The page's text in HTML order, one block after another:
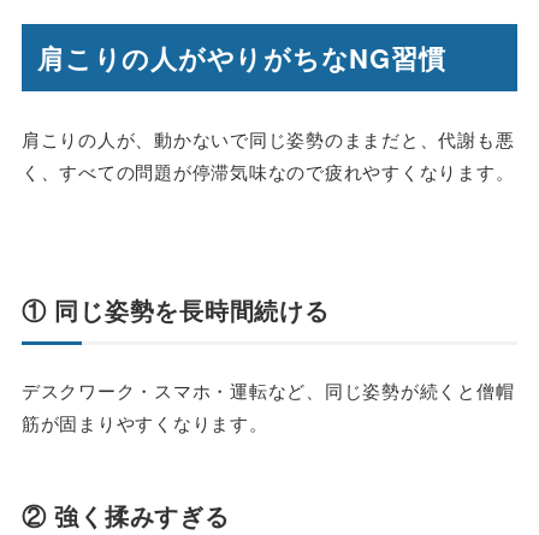
肩こりの人がやりがちなNG習慣
肩こりの人が、動かないで同じ姿勢のままだと、代謝も悪
く、すべての問題が停滞気味なので疲れやすくなります。
① 同じ姿勢を長時間続ける
デスクワーク・スマホ・運転など、同じ姿勢が続くと僧帽
筋が固まりやすくなります。
② 強く揉みすぎる